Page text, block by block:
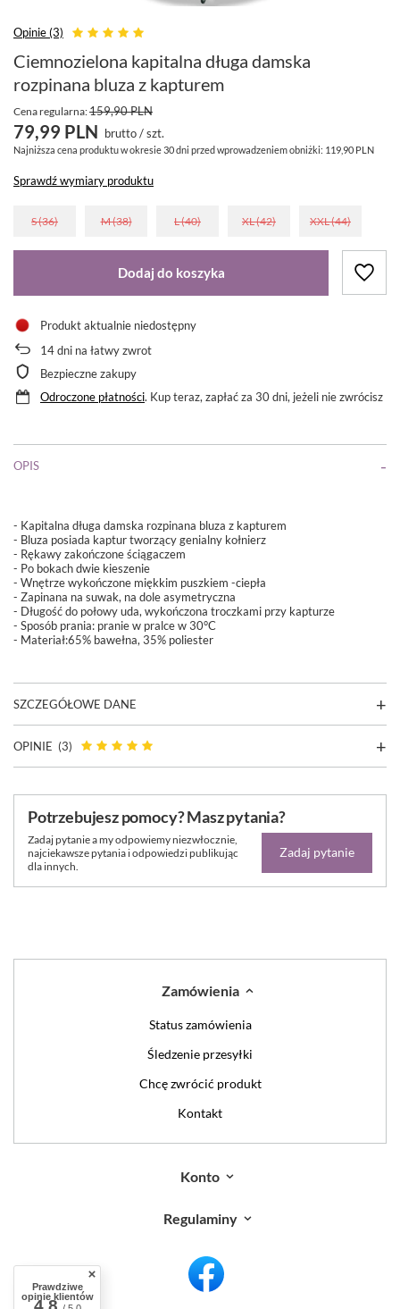
Opinie (3)
Ciemnozielona kapitalna długa damska
rozpinana bluza z kapturem
Cena regularna:159,90 PLN
79,99 PLN brutto/szt.
Najniższa cena produktu w okresie 30 dni przed wprowadzeniem obniżki: 119,90 PLN
Sprawdź wymiary produktu
S (36) M (38) L (40) XL (42) XXL (44)
Dodaj do koszyka
Produkt aktualnie niedostępny
14dni na łatwy zwrot
Bezpieczne zakupy
Odroczone płatności. Kup teraz, zapłać za 30 dni, jeżeli nie zwrócisz
OPIS
- Kapitalna długa damska rozpinana bluza z kapturem
- Bluza posiada kaptur tworzący genialny kołnierz
- Rękawy zakończone ściągaczem
- Po bokach dwie kieszenie
- Wnętrze wykończone miękkim puszkiem -ciepła
- Zapinana na suwak, na dole asymetryczna
- Długość do połowy uda, wykończona troczkami przy kapturze
- Sposób prania: pranie w pralce w 30°C
- Materiał:65% bawełna, 35% poliester
SZCZEGÓŁOWE DANE
OPINIE (3)
Potrzebujesz pomocy? Masz pytania?
Zadaj pytanie a my odpowiemy niezwłocznie,
najciekawsze pytania i odpowiedzi publikując
dla innych.
Zadaj pytanie
Zamówienia
Status zamówienia
Śledzenie przesyłki
Chcę zwrócić produkt
Kontakt
Konto
Regulaminy
Prawdziwe
opinie klientów